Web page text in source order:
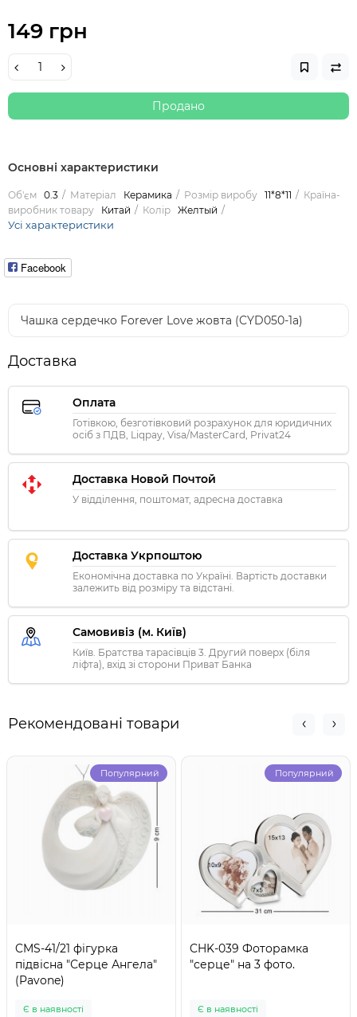
149 грн
Продано
Основні характеристики
Об'єм 0.3 Матеріал Керамика Розмір виробу 11*8*11
Країна-
виробник товару
Китай Колір Желтый
Усі характеристики
Facebook
Чашка сердечко Forever Love жовта (CYD050-1a)
Доставка
Оплата
Готівкою, безготівковий розрахунок для юридичних
осіб з ПДВ, Liqpay, Visa/MasterCard, Privat24
Доставка Новой Почтой
У відділення, поштомат, адресна доставка
Доставка Укрпоштою
Економічна доставка по Україні. Вартість доставки
залежить від розміру та відстані.
Самовивіз (м. Київ)
Київ. Братства тарасівців 3. Другий поверх (біля
ліфта), вхід зі сторони Приват Банка
Рекомендовані товари
Популярний
CMS-41/21 фігурка
підвісна "Серце Ангела"
(Pavone)
Є в наявності
Популярний
CHK-039 Фоторамка
"серце" на 3 фото.
Є в наявності